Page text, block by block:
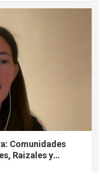
Comunidades
Raizales y